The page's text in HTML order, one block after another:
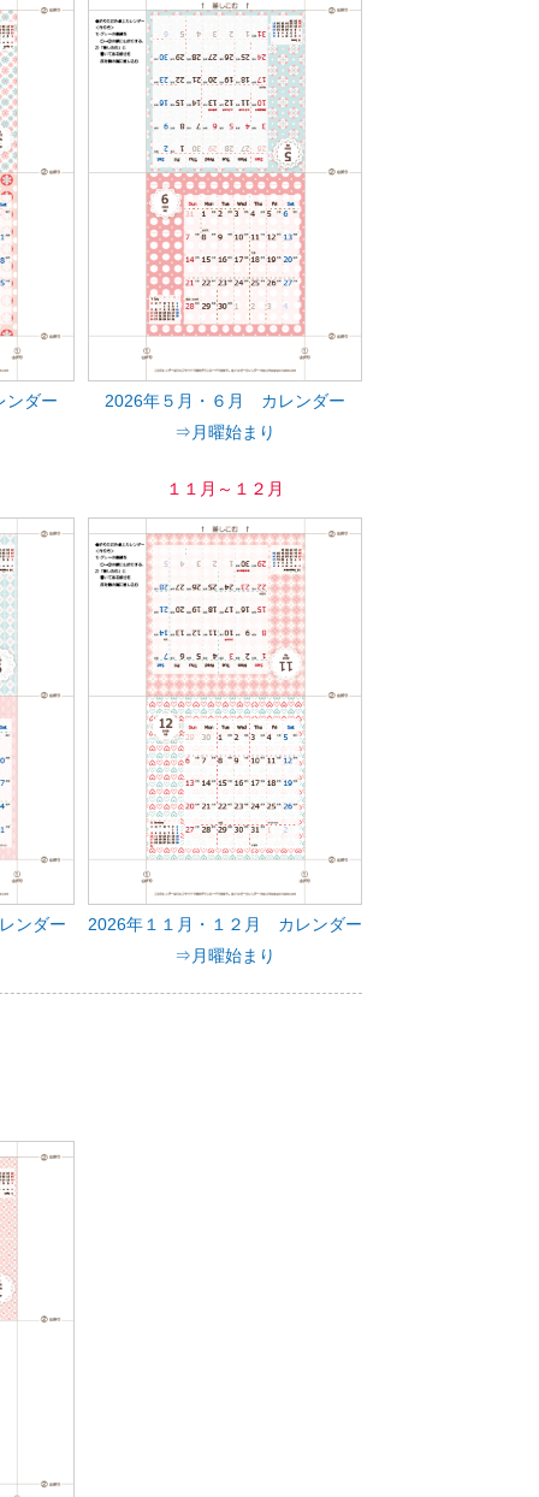
ダー
2026年５月・６月 カレンダー
⇒月曜始まり
ンダー
１１月～１２月
2026年１１月・１２月 カレンダー
⇒月曜始まり